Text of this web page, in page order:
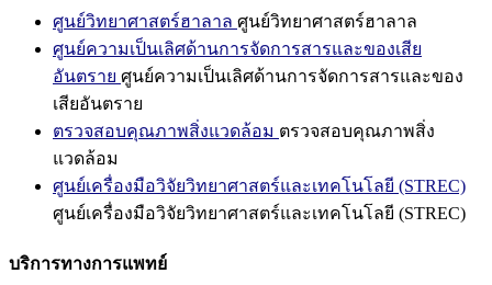
ศูนย์วิทยาศาสตร์ฮาลาล ศูนย์วิทยาศาสตร์ฮาลาล
ศูนย์ความเป็นเลิศด้านการจัดการสารและของเสีย
อันตราย ศูนย์ความเป็นเลิศด้านการจัดการสารและของ
เสียอันตราย
ตรวจสอบคุณภาพสิ่งแวดล้อม ตรวจสอบคุณภาพสิ่ง
แวดล้อม
ศูนย์เครื่องมือวิจัยวิทยาศาสตร์และเทคโนโลยี (STREC)
ศูนย์เครื่องมือวิจัยวิทยาศาสตร์และเทคโนโลยี (STREC)
บริการทางการแพทย์